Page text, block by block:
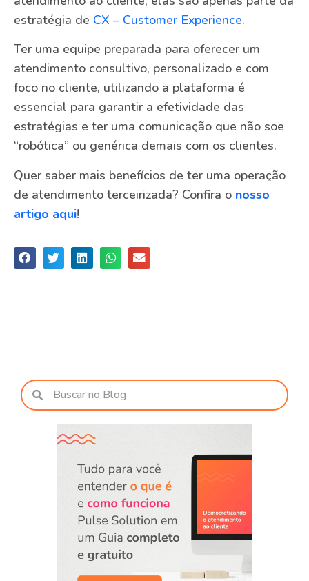
estratégia de CX – Customer Experience.
Ter uma equipe preparada para oferecer um
atendimento consultivo, personalizado e com
foco no cliente, utilizando a plataforma é
essencial para garantir a efetividade das
estratégias e ter uma comunicação que não soe
“robótica” ou genérica demais com os clientes.
Quer saber mais benefícios de ter uma operação
de atendimento terceirizada? Confira o nosso
artigo aqui!